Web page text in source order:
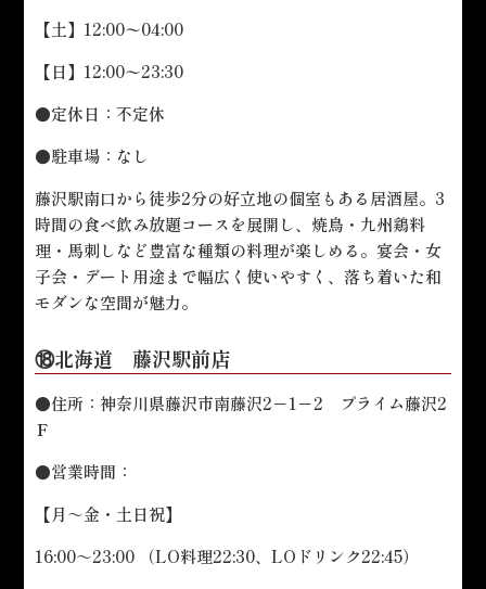
【土】12:00〜04:00
【日】12:00〜23:30
●定休日：不定休
●駐車場：なし
藤沢駅南口から徒歩2分の好立地の個室もある居酒屋。3
時間の食べ飲み放題コースを展開し、焼鳥・九州鶏料
理・馬刺しなど豊富な種類の料理が楽しめる。宴会・女
子会・デート用途まで幅広く使いやすく、落ち着いた和
モダンな空間が魅力。
⑱北海道 藤沢駅前店
●住所：神奈川県藤沢市南藤沢2－1－2 プライム藤沢2
Ｆ
●営業時間：
【月～金・土日祝】
16:00～23:00 （LO料理22:30、LOドリンク22:45）